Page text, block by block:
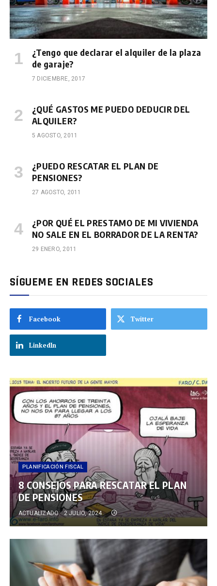
¿Tengo que declarar el alquiler de la plaza
de garaje?
7 DICIEMBRE, 2017
¿QUÉ GASTOS ME PUEDO DEDUCIR DEL
ALQUILER?
5 AGOSTO, 2011
¿PUEDO RESCATAR EL PLAN DE
PENSIONES?
27 AGOSTO, 2011
¿POR QUÉ EL PRESTAMO DE MI VIVIENDA
NO SALE EN EL BORRADOR DE LA RENTA?
29 ENERO, 2011
SÍGUEME EN REDES SOCIALES
Facebook Twitter
LinkedIn
PLANIFICACIÓN FISCAL
8 CONSEJOS PARA RESCATAR EL PLAN
DE PENSIONES
ACTUALIZADO: 2 JULIO, 2024